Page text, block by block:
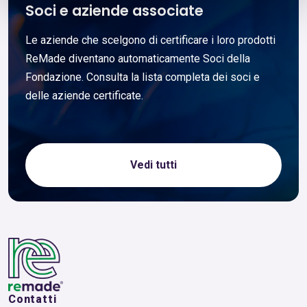
Soci e aziende associate
Le aziende che scelgono di certificare i loro prodotti
ReMade diventano automaticamente Soci della
Fondazione. Consulta la lista completa dei soci e
delle aziende certificate.
Vedi tutti
Contatti